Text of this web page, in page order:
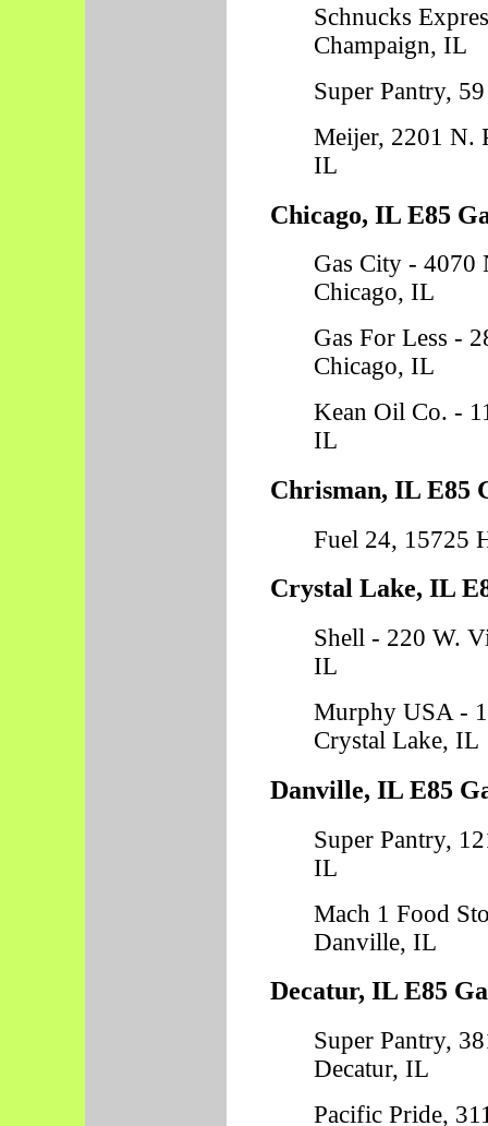
Schnucks
Champaign, IL
Super Pantry,
Meijer, 2201 N.
IL
Chicago, IL E85
Gas City - 4070
Chicago, IL
Gas For Less -
Chicago, IL
Kean Oil Co. -
IL
Chrisman, IL E85
Fuel 24, 15725
Crystal Lake, IL
Shell - 220 W.
IL
Murphy USA -
Crystal Lake, IL
Danville, IL E85
Super Pantry,
IL
Mach 1 Food
Danville, IL
Decatur, IL E85
Super Pantry,
Decatur, IL
Pacific Pride,